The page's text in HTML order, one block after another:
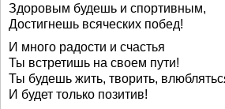
Здоровым будешь и спортивным,
Достигнешь всяческих побед!
И много радости и счастья
Ты встретишь на своем пути!
Ты будешь жить, творить,
И будет только позитив!